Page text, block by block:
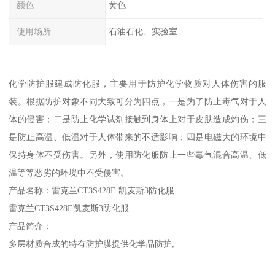
颜色 黄色
使用场所 石油石化、实验室
化学防护服建成防化服，主要用于防护化学物质对人体伤害的服
装。根据防护对象不同大致可分为四点，一是为了防止毒气对于人
体的侵害；二是防止化学试剂接触到身体上对于皮肤造成灼伤；三
是防止高温、低温对于人体带来的不适影响；四是电磁大的环境中
保持身体不受伤害。另外，使用防化服防止一些毒气混合高温、低
温等等恶劣的环境中不受侵害。
产品名称：雷克兰CT3S428E 凯麦斯3防化服
雷克兰CT3S428E凯麦斯3防化服
产品简介：
多层材质合成的特有防护膜提供化学品防护;